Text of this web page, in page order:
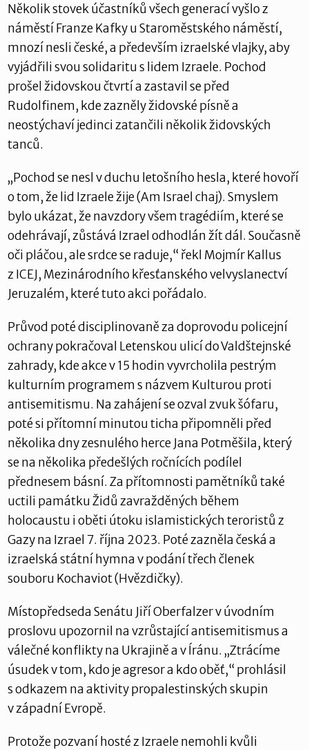
Několik stovek účastníků všech generací vyšlo z
náměstí Franze Kafky u Staroměstského náměstí,
mnozí nesli české, a především izraelské vlajky, aby
vyjádřili svou solidaritu s lidem Izraele. Pochod
prošel židovskou čtvrtí a zastavil se před
Rudolfinem, kde zazněly židovské písně a
neostýchaví jedinci zatančili několik židovských
tanců.
„Pochod se nesl v duchu letošního hesla, které hovoří
o tom, že lid Izraele žije (Am Israel chaj). Smyslem
bylo ukázat, že navzdory všem tragédiím, které se
odehrávají, zůstává Izrael odhodlán žít dál. Současně
oči pláčou, ale srdce se raduje,“ řekl Mojmír Kallus
z ICEJ, Mezinárodního křesťanského velvyslanectví
Jeruzalém, které tuto akci pořádalo.
Průvod poté disciplinovaně za doprovodu policejní
ochrany pokračoval Letenskou ulicí do Valdštejnské
zahrady, kde akce v 15 hodin vyvrcholila pestrým
kulturním programem s názvem Kulturou proti
antisemitismu. Na zahájení se ozval zvuk šófaru,
poté si přítomní minutou ticha připomněli před
několika dny zesnulého herce Jana Potměšila, který
se na několika předešlých ročnících podílel
přednesem básní. Za přítomnosti pamětníků také
uctili památku Židů zavražděných během
holocaustu i oběti útoku islamistických teroristů z
Gazy na Izrael 7. října 2023. Poté zazněla česká a
izraelská státní hymna v podání třech členek
souboru Kochaviot (Hvězdičky).
Místopředseda Senátu Jiří Oberfalzer v úvodním
proslovu upozornil na vzrůstající antisemitismus a
válečné konflikty na Ukrajině a v Íránu. „Ztrácíme
úsudek v tom, kdo je agresor a kdo oběť,“ prohlásil
s odkazem na aktivity propalestinských skupin
v západní Evropě.
Protože pozvaní hosté z Izraele nemohli kvůli